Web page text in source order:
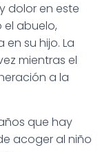
dolor en este
abuelo,
su hijo. La
mientras el
a la
que hay
acoger al niño